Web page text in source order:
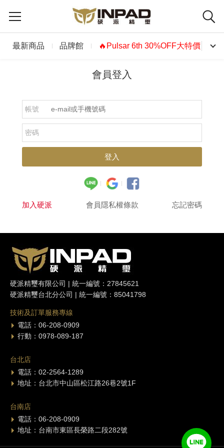
最新商品 品牌館 🔥Pulsar 6th 30%OFF大特價🔥
會員登入
帳號
密碼
登入
加入硬派 忘記密碼
會員隱私權條款
硬派精璽有限公司 | 統一編號：27845621
硬派精璽台北分公司 | 統一編號：85041798
技術及訂單服務專線
電話：06-208-0909
行動：0978-089-187
台北店
電話：02-2564-1289
地址：台北市中山區松江路26巷2號1F
台南店
電話：06-208-0909
地址：台南市東區長榮路二段282號